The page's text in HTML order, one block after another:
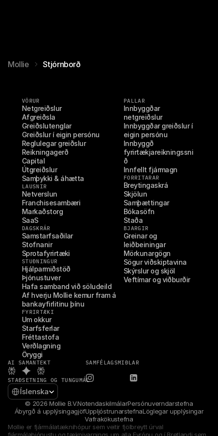
Mollie Stjórnborð
VÖRUR
Netgreiðslur
Afgreiðsla
Greiðslutenglar
Greiðslur í eigin persónu
Reglulegar greiðslur
Reikningagerð
Capital
Útgreiðslur
Samþykki & áhætta
LAUSNIR
Netverslun
Franchisesambæri
Markaðstorg
SaaS
DAGSKRÁR
Samstarfsaðilar
Stofnanir
Sprotafyrirtæki
STUÐNINGUR
Hjálparmiðstöð
Þjónustuver
Hafa samband við söludeild
Af hverju Mollie kemur fram á
bankayfirlitinu þínu
FYRIRTÆKI
Um okkur
Starfsferlar
Fréttastofa
Verðlagning
Öryggi
PALLAR
Innbyggðar
netgreiðslur
Innbyggðar greiðslur í
eigin persónu
Innbyggð
fyrirtækjareikningssni
ð
Innfellt fjármagn
FORRITARAR
Breytingaskrá
Skjölun
Samþættingar
Bókasöfn
Staða
BJARGIR
Greinar og
leiðbeiningar
Mörkunargögn
Sögur viðskiptavina
Skýrslur og skjöl
Veftímar og viðburðir
AI SAMANTEKT SAMFÉLAGSMIÐLAR
STAÐSETNING OG TUNGUMÁL
Select Language
Íslenska
© 2026 Mollie B.V.NotendaskilmálarPersónuverndarstefna
Ábyrgð á upplýsingagjöfUppljóstrunarstefnaLöglegar upplýsingar
Vafrakökustefna
Mollie er fjármálatæknihópur sem veitir fjölbreytt úrval